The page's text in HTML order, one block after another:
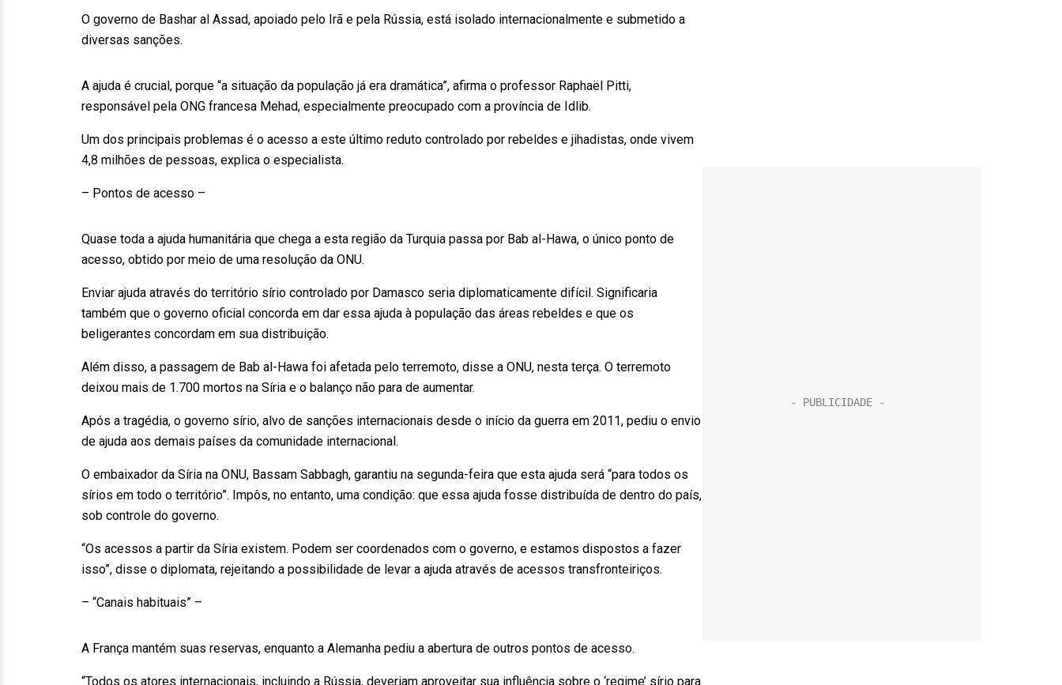
O governo de Bashar al Assad, apoiado pelo Irã e pela Rússia, está isolado internacionalmente e submetido a
diversas sanções.
A ajuda é crucial, porque “a situação da população já era dramática”, afirma o professor Raphaël Pitti,
responsável pela ONG francesa Mehad, especialmente preocupado com a província de Idlib.
Um dos principais problemas é o acesso a este último reduto controlado por rebeldes e jihadistas, onde vivem
4,8 milhões de pessoas, explica o especialista.
– Pontos de acesso –
Quase toda a ajuda humanitária que chega a esta região da Turquia passa por Bab al-Hawa, o único ponto de
acesso, obtido por meio de uma resolução da ONU.
Enviar ajuda através do território sírio controlado por Damasco seria diplomaticamente difícil. Significaria
também que o governo oficial concorda em dar essa ajuda à população das áreas rebeldes e que os
beligerantes concordam em sua distribuição.
Além disso, a passagem de Bab al-Hawa foi afetada pelo terremoto, disse a ONU, nesta terça. O terremoto
deixou mais de 1.700 mortos na Síria e o balanço não para de aumentar.
Após a tragédia, o governo sírio, alvo de sanções internacionais desde o início da guerra em 2011, pediu o envio
de ajuda aos demais países da comunidade internacional.
O embaixador da Síria na ONU, Bassam Sabbagh, garantiu na segunda-feira que esta ajuda será “para todos os
sírios em todo o território”. Impôs, no entanto, uma condição: que essa ajuda fosse distribuída de dentro do país,
sob controle do governo.
“Os acessos a partir da Síria existem. Podem ser coordenados com o governo, e estamos dispostos a fazer
isso”, disse o diplomata, rejeitando a possibilidade de levar a ajuda através de acessos transfronteiriços.
– “Canais habituais” –
A França mantém suas reservas, enquanto a Alemanha pediu a abertura de outros pontos de acesso.
“Todos os atores internacionais, incluindo a Rússia, deveriam aproveitar sua influência sobre o ‘regime’ sírio para